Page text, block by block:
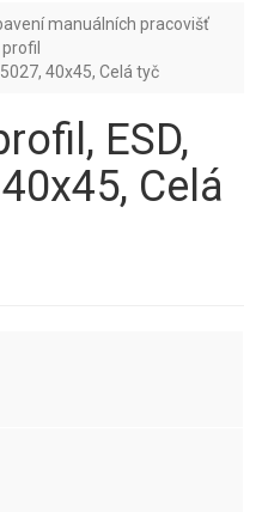
manuálních pracovišť
40x45, Celá tyč
ESD,
Celá